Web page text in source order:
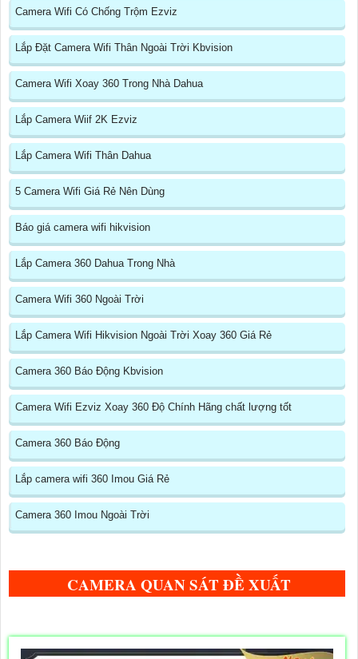
Camera Wifi Có Chống Trộm Ezviz
Lắp Đặt Camera Wifi Thân Ngoài Trời Kbvision
Camera Wifi Xoay 360 Trong Nhà Dahua
Lắp Camera Wiif 2K Ezviz
Lắp Camera Wifi Thân Dahua
5 Camera Wifi Giá Rẻ Nên Dùng
Báo giá camera wifi hikvision
Lắp Camera 360 Dahua Trong Nhà
Camera Wifi 360 Ngoài Trời
Lắp Camera Wifi Hikvision Ngoài Trời Xoay 360 Giá Rẻ
Camera 360 Báo Động Kbvision
Camera Wifi Ezviz Xoay 360 Độ Chính Hãng chất lượng tốt
Camera 360 Báo Động
Lắp camera wifi 360 Imou Giá Rẻ
Camera 360 Imou Ngoài Trời
CAMERA QUAN SÁT ĐỀ XUẤT